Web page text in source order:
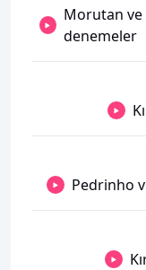
Morutan ve
denemeler
Pedrinho